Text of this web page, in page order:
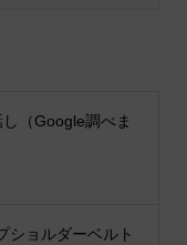
（Google調べま
ョルダーベルト